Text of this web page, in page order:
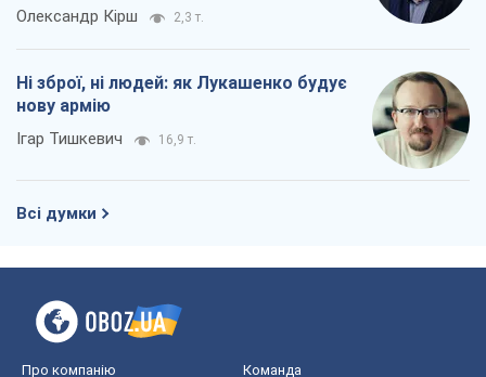
Олександр Кірш 2,3 т.
Ні зброї, ні людей: як Лукашенко будує
нову армію
Ігар Тишкевич 16,9 т.
Всі думки
Про компанію Команда